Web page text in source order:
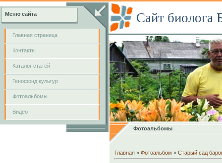
Меню сайта
Главная страница
Контакты
Каталог статей
Генофонд культур
Фотоальбомы
Видео
Сайт биолога
Фотоальбомы
Главная » Фотоальбом » Старый сад